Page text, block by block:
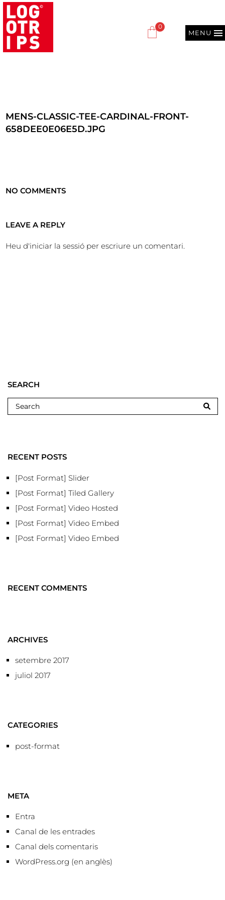
MENU
0
MENS-CLASSIC-TEE-CARDINAL-FRONT-
658DEE0E06E5D.JPG
NO COMMENTS
LEAVE A REPLY
Heu d'iniciar la sessió per escriure un comentari.
SEARCH
RECENT POSTS
[Post Format] Slider
[Post Format] Tiled Gallery
[Post Format] Video Hosted
[Post Format] Video Embed
[Post Format] Video Embed
RECENT COMMENTS
ARCHIVES
setembre 2017
juliol 2017
CATEGORIES
post-format
META
Entra
Canal de les entrades
Canal dels comentaris
WordPress.org (en anglès)